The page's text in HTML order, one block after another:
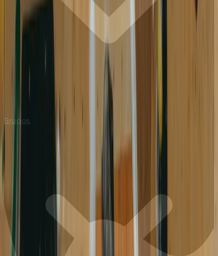
Grupos